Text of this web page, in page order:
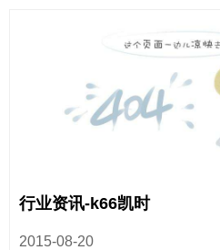
行业资讯-k66凯时
2015-08-20